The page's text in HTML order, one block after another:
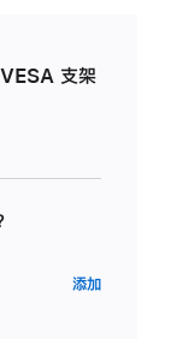
支架
添加